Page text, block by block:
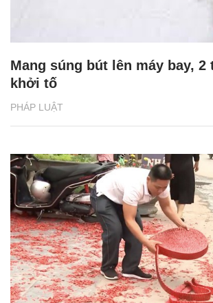
PHÁP LUẬT
Mang súng bút lên máy bay, 2
khởi tố